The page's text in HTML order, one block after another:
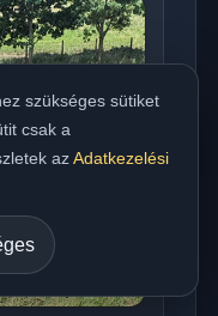
szükséges sütiket
csak a
azAdatkezelési